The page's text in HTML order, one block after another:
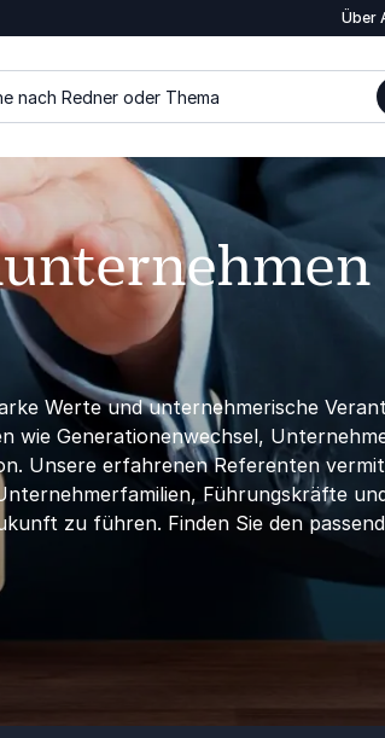
Über
nach Redner oder Thema
Werte und unternehmerische
wie Generationenwechsel,
Unsere erfahrenen Referenten
Führungskräfte
zu führen. Finden Sie den